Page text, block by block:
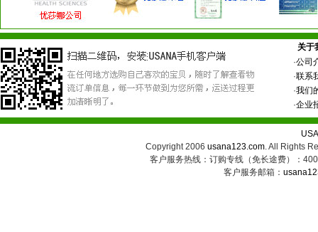
关于
·公司
·联系
·我们
·企业
Copyright 2006 usana123.com. All Rights
客户服务热线：订购专线（免长途费）：
客户服务邮箱：